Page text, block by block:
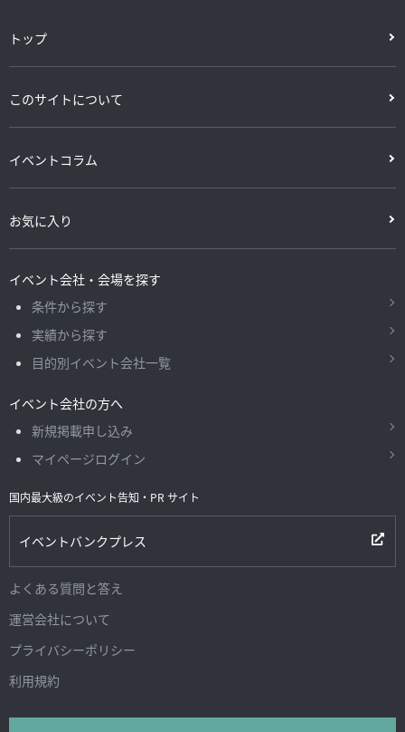
トップ
このサイトについて
イベントコラム
お気に入り
イベント会社・会場を探す
条件から探す
実績から探す
目的別イベント会社一覧
イベント会社の方へ
新規掲載申し込み
マイページログイン
国内最大級のイベント告知・PR サイト
イベントバンクプレス
よくある質問と答え
運営会社について
プライバシーポリシー
利用規約